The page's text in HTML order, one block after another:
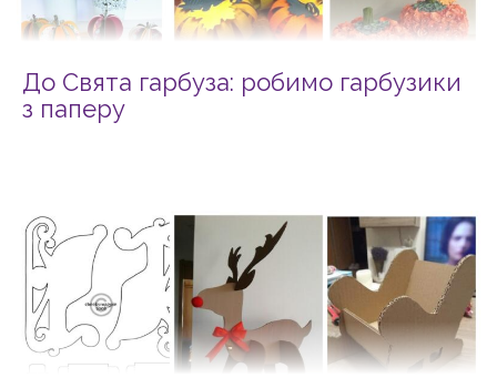
До Свята гарбуза: робимо гарбузики
з паперу